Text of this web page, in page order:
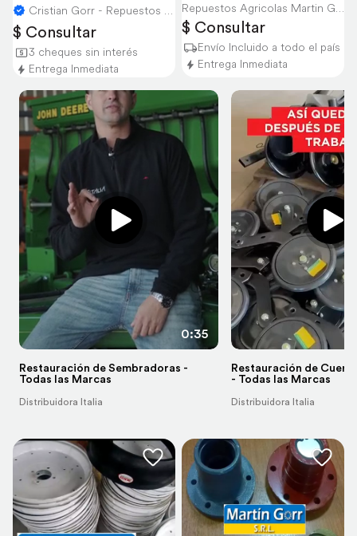
Cristian Gorr - Repuestos Agricolas
$ Consultar
3 cheques sin interés
Entrega Inmediata
Repuestos Agricolas Martin Gorr S.R.L.
$ Consultar
Envío Incluido a todo el país
Entrega Inmediata
0:35
Restauración de Sembradoras -
Todas las Marcas
Distribuidora Italia
Restauración de
- Todas las Marcas
Distribuidora Italia